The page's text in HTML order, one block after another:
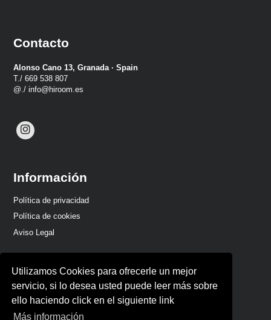
Utilizamos Cookies para ofrecerle un mejor
servicio, si lo desea usted puede leer más sobre
ello haciendo click en el siguiente link
Más información
Contacto
Alonso Cano 13, Granada · Spain
T./ 669 538 807
@./ info@hiroom.es
Información
Política de privacidad
Política de cookies
Aviso Legal